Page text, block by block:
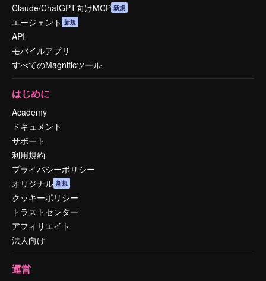
Claude/ChatGPT向けMCP 新規
エージェント 新規
API
モバイルアプリ
すべてのMagnificツール
はじめに
Academy
ドキュメント
サポート
利用規約
プライバシーポリシー
オリジナル 新規
クッキーポリシー
トラストセンター
アフィリエイト
法人向け
運営